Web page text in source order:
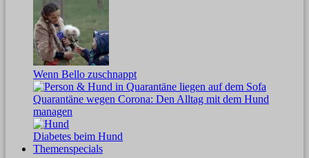
Wenn Bello zuschnappt
Quarantäne wegen Corona: Den Alltag mit dem Hund
managen
Diabetes beim Hund
Themenspecials